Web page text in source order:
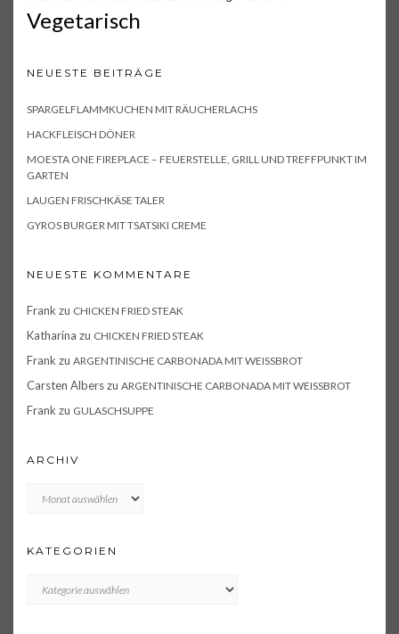
Vegetarisch
NEUESTE BEITRÄGE
SPARGELFLAMMKUCHEN MIT RÄUCHERLACHS
HACKFLEISCH DÖNER
MOESTA ONE FIREPLACE – FEUERSTELLE, GRILL UND TREFFPUNKT IM
GARTEN
LAUGEN FRISCHKÄSE TALER
GYROS BURGER MIT TSATSIKI CREME
NEUESTE KOMMENTARE
Frankzu CHICKEN FRIED STEAK
Katharina zu CHICKEN FRIED STEAK
Frankzu ARGENTINISCHE CARBONADA MIT WEISSBROT
Carsten Alberszu ARGENTINISCHE CARBONADA MIT WEISSBROT
Frankzu GULASCHSUPPE
ARCHIV
KATEGORIEN